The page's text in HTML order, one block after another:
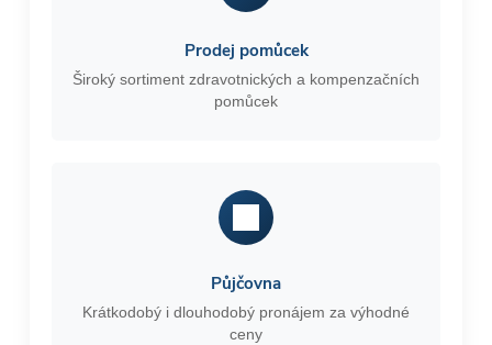
Prodej pomůcek
Široký sortiment zdravotnických a kompenzačních
pomůcek
Půjčovna
Krátkodobý i dlouhodobý pronájem za výhodné
ceny